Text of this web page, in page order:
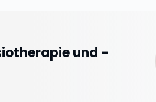
und -